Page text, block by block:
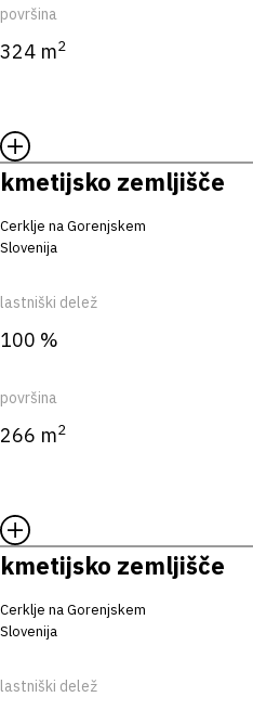
površina
324 m2
kmetijsko zemljišče
Cerklje na Gorenjskem
Slovenija
lastniški delež
100 %
površina
266 m2
kmetijsko zemljišče
Cerklje na Gorenjskem
Slovenija
lastniški delež